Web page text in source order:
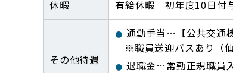
休暇 有給休暇 初年度10日付
その他待遇
通勤手当…【公共交通
※職員送迎バスあり（
退職金…常勤正規職員